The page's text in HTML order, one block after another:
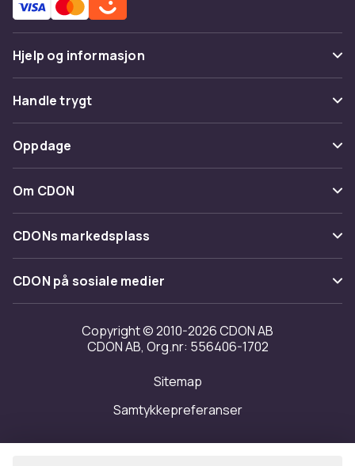
Hjelp og informasjon
Vanlige spørsmål
Spor pakke
Angre & returner her
Kontakt oss
Handle trygt
Betaling
Levering
Tilbakekallinger
Oppdage
Kategorier
Varemerker
Om CDON
Om oss
Kundeanmeldelser
Jobbe på CDON
Investor relations
Tilgjengelighet
CDONs markedsplass
Merchant Help Center
CDON på sosiale medier
Copyright © 2010-2026 CDON AB
CDON AB, Org.nr: 556406-1702
Sitemap
Samtykkepreferanser